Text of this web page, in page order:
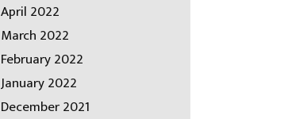
April 2022
March 2022
February 2022
January 2022
December 2021